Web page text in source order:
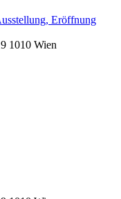
Eröffnung
1010 Wien